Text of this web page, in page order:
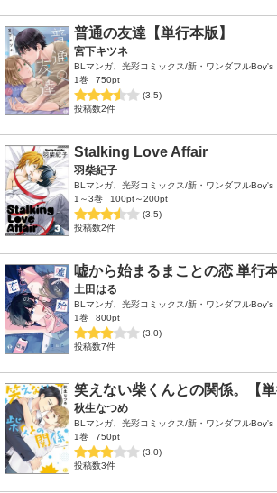
普通の友達【単行本版】
宮下キツネ
BLマンガ、光彩コミックス/新・ワンダフルBoy's
1巻
750pt
(3.5)
投稿数2件
Stalking Love Affair
羽柴紀子
BLマンガ、光彩コミックス/新・ワンダフルBoy's
1～3巻
100pt～200pt
(3.5)
投稿数2件
嘘から始まるまことの恋 単行
土田はる
BLマンガ、光彩コミックス/新・ワンダフルBoy's
1巻
800pt
(3.0)
投稿数7件
笑えない柴くんとの関係。【単
秋生なつめ
BLマンガ、光彩コミックス/新・ワンダフルBoy's
1巻
750pt
(3.0)
投稿数3件